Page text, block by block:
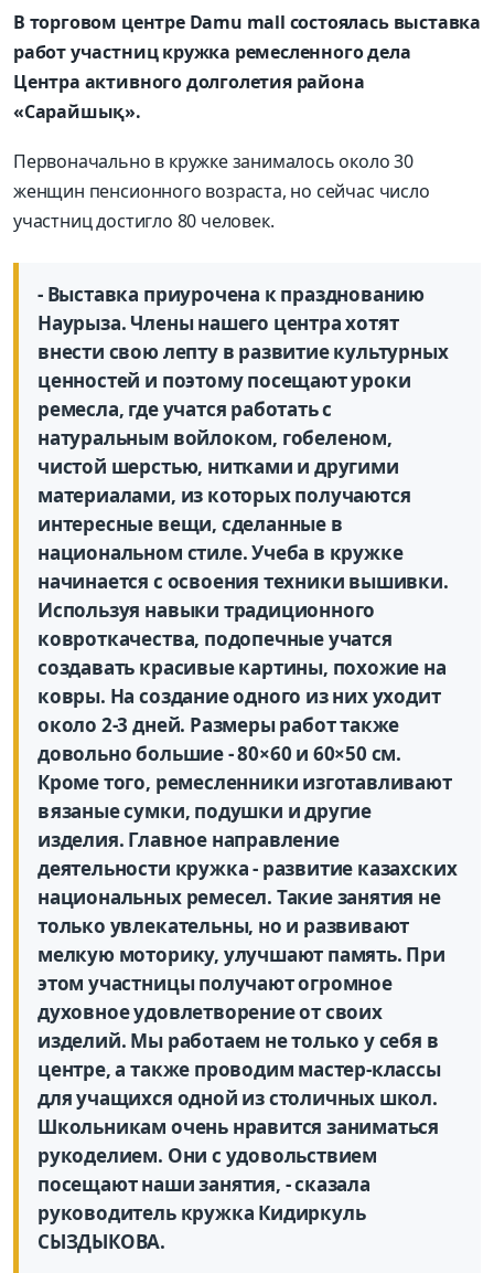
В торговом центре Damu mall состоялась выставка
работ участниц кружка ремесленного дела
Центра активного долголетия района
«Сарайшық».
Первоначально в кружке занималось около 30
женщин пенсионного возраста, но сейчас число
участниц достигло 80 человек.
- Выставка приурочена к празднованию
Наурыза. Члены нашего центра хотят
внести свою лепту в развитие культурных
ценностей и поэтому посещают уроки
ремесла, где учатся работать с
натуральным войлоком, гобеленом,
чистой шерстью, нитками и другими
материалами, из которых получаются
интересные вещи, сделанные в
национальном стиле. Учеба в кружке
начинается с освоения техники вышивки.
Используя навыки традиционного
ковроткачества, подопечные учатся
создавать красивые картины, похожие на
ковры. На создание одного из них уходит
около 2-3 дней. Размеры работ также
довольно большие - 80×60 и 60×50 см.
Кроме того, ремесленники изготавливают
вязаные сумки, подушки и другие
изделия. Главное направление
деятельности кружка - развитие казахских
национальных ремесел. Такие занятия не
только увлекательны, но и развивают
мелкую моторику, улучшают память. При
этом участницы получают огромное
духовное удовлетворение от своих
изделий. Мы работаем не только у себя в
центре, а также проводим мастер-классы
для учащихся одной из столичных школ.
Школьникам очень нравится заниматься
рукоделием. Они с удовольствием
посещают наши занятия, - сказала
руководитель кружка Кидиркуль
СЫЗДЫКОВА.